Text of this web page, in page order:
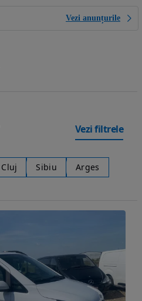
Vezi anunțurile
Vezi filtrele
Cluj Sibiu Arges